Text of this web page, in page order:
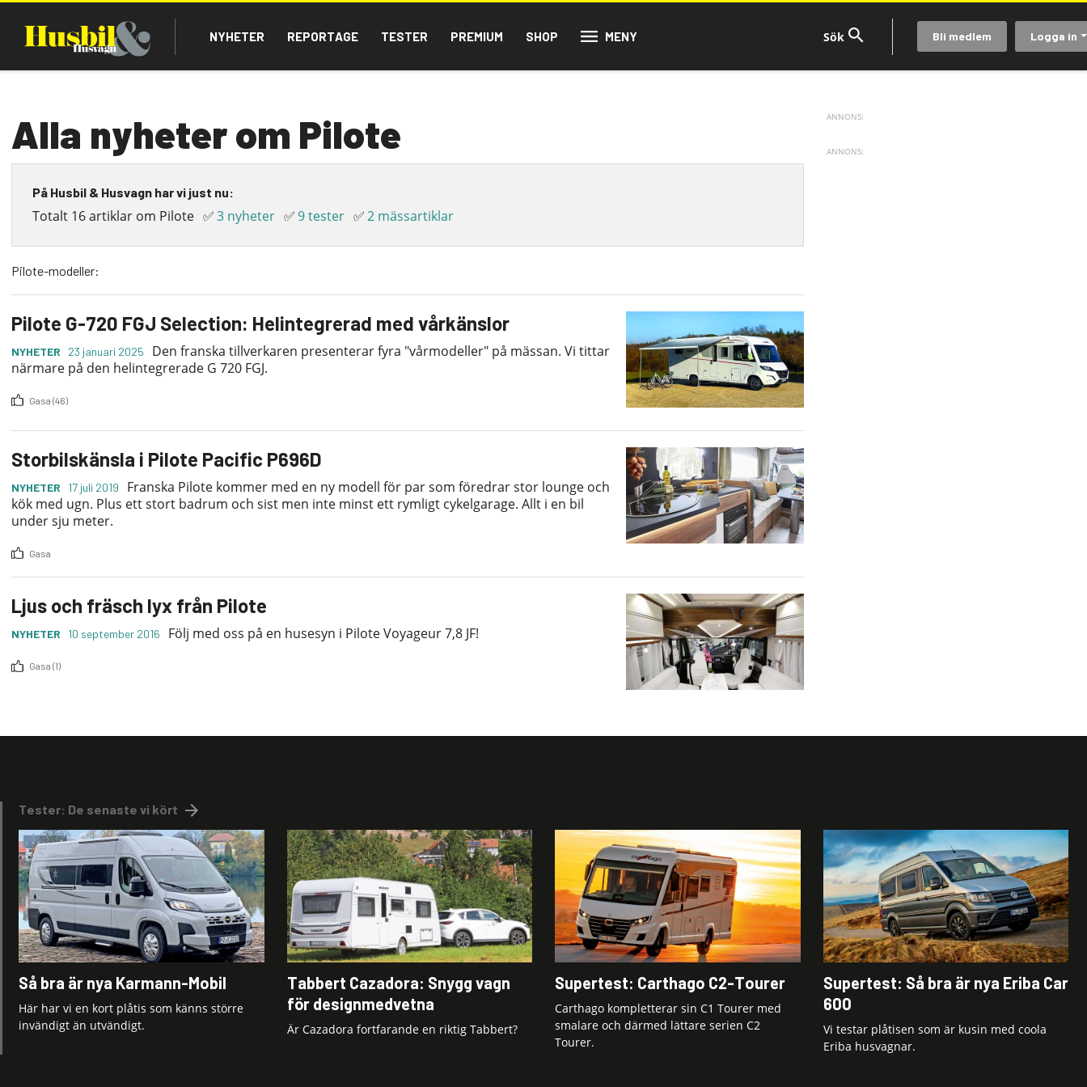
huvudinnehåll
Main
navigation
NYHETER REPORTAGE TESTER PREMIUM SHOP MENY Bli medlem Logga in
Alla nyheter om Pilote
På Husbil & Husvagn har vi just nu:
Totalt 16 artiklar om Pilote ✅3 nyheter ✅9 tester ✅2 mässartiklar
Pilote-modeller:
Pilote G-720 FGJ Selection: Helintegrerad med vårkänslor
NYHETER 23 januari 2025
Den franska tillverkaren presenterar fyra "vårmodeller" på mässan. Vi tittar
närmare på den helintegrerade G 720 FGJ.
Gasa (46)
Storbilskänsla i Pilote Pacific P696D
NYHETER 17 juli 2019
Franska Pilote kommer med en ny modell för par som föredrar stor lounge och
kök med ugn. Plus ett stort badrum och sist men inte minst ett rymligt cykelgarage. Allt i en bil
under sju meter.
Gasa
Ljus och fräsch lyx från Pilote
NYHETER 10 september 2016 Följ med oss på en husesyn i Pilote Voyageur 7,8 JF!
Gasa (1)
Tester: De senaste vi kört
Så bra är nya Karmann-Mobil
Här har vi en kort plåtis som känns större
invändigt än utvändigt.
Tabbert Cazadora: Snygg vagn
för designmedvetna
Är Cazadora fortfarande en riktig Tabbert?
Supertest: Carthago C2-Tourer
Carthago kompletterar sin C1 Tourer med
smalare och därmed lättare serien C2
Tourer.
Supertest: Så bra är nya Eriba Car
600
Vi testar plåtisen som är kusin med coola
Eriba husvagnar.